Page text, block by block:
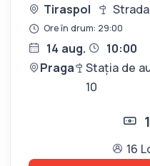
Tiraspol
Ore în drum: 29:00
14 aug.
10:00
Praga
Stația de
10
16